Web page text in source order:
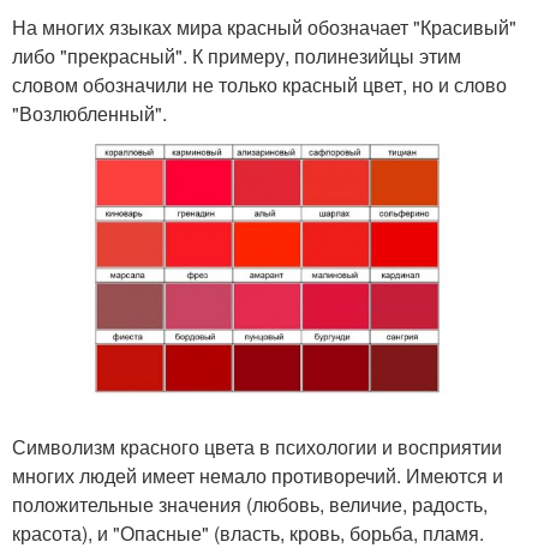
На многих языках мира красный обозначает "Красивый"
либо "прекрасный". К примеру, полинезийцы этим
словом обозначили не только красный цвет, но и слово
"Возлюбленный".
Символизм красного цвета в психологии и восприятии
многих людей имеет немало противоречий. Имеются и
положительные значения (любовь, величие, радость,
красота), и "Опасные" (власть, кровь, борьба, пламя.